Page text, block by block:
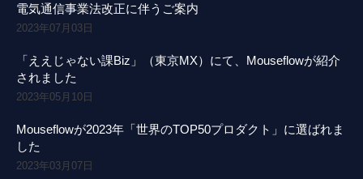
電気通信事業法改正に伴うご案内
2023年07月03日
「ええじゃない課Biz」（東京MX）にて、Mouseflowが紹介
されました
2023年05月10日
Mouseflowが2023年「世界のTOP50プロダクト」に選ばれま
した
2023年03月07日